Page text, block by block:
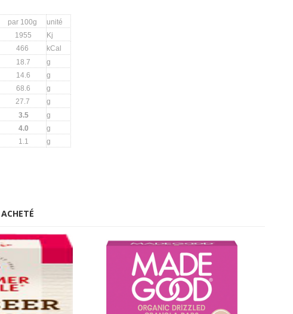
par 100g
unité
1955
Kj
466
kCal
18.7
g
14.6
g
68.6
g
27.7
g
3.5
g
4.0
g
1.1 g